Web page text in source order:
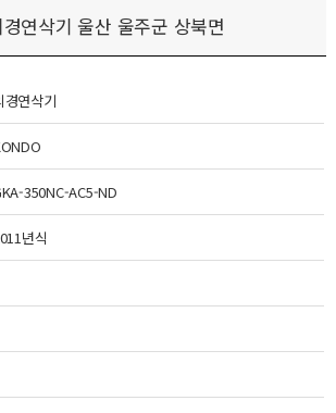
연삭기 울산 울주군 상북면
경연삭기
350NC-AC5-ND
년식